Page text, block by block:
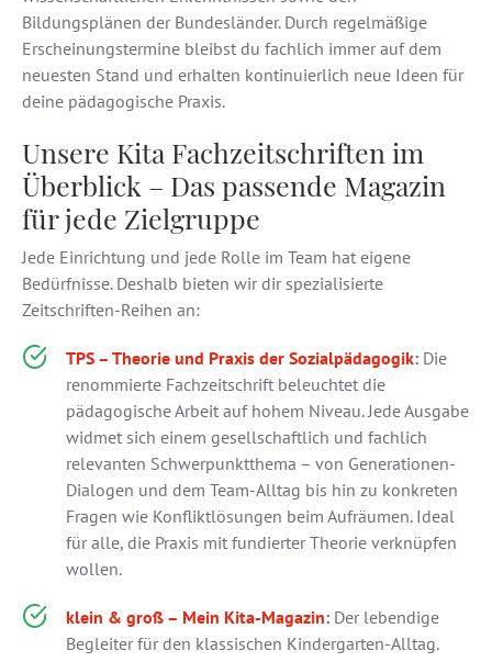
Bildungsplänen der Bundesländer. Durch regelmäßige
Erscheinungstermine bleibst du fachlich immer auf dem
neuesten Stand und erhalten kontinuierlich neue Ideen für
deine pädagogische Praxis.
Unsere Kita Fachzeitschriften im
Überblick – Das passende Magazin
für jede Zielgruppe
Jede Einrichtung und jede Rolle im Team hat eigene
Bedürfnisse. Deshalb bieten wir dir spezialisierte
Zeitschriften-Reihen an:
TPS – Theorie und Praxis der Sozialpädagogik: Die
renommierte Fachzeitschrift beleuchtet die
pädagogische Arbeit auf hohem Niveau. Jede Ausgabe
widmet sich einem gesellschaftlich und fachlich
relevanten Schwerpunktthema – von Generationen-
Dialogen und dem Team-Alltag bis hin zu konkreten
Fragen wie Konfliktlösungen beim Aufräumen. Ideal
für alle, die Praxis mit fundierter Theorie verknüpfen
wollen.
klein & groß – Mein Kita-Magazin: Der lebendige
Begleiter für den klassischen Kindergarten-Alltag.